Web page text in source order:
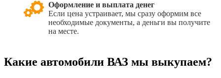
Оформление и выплата денег
Если цена устраивает, мы сразу оформим все
необходимые документы, а деньги вы получите
на месте.
Какие автомобили ВАЗ мы выкупаем?